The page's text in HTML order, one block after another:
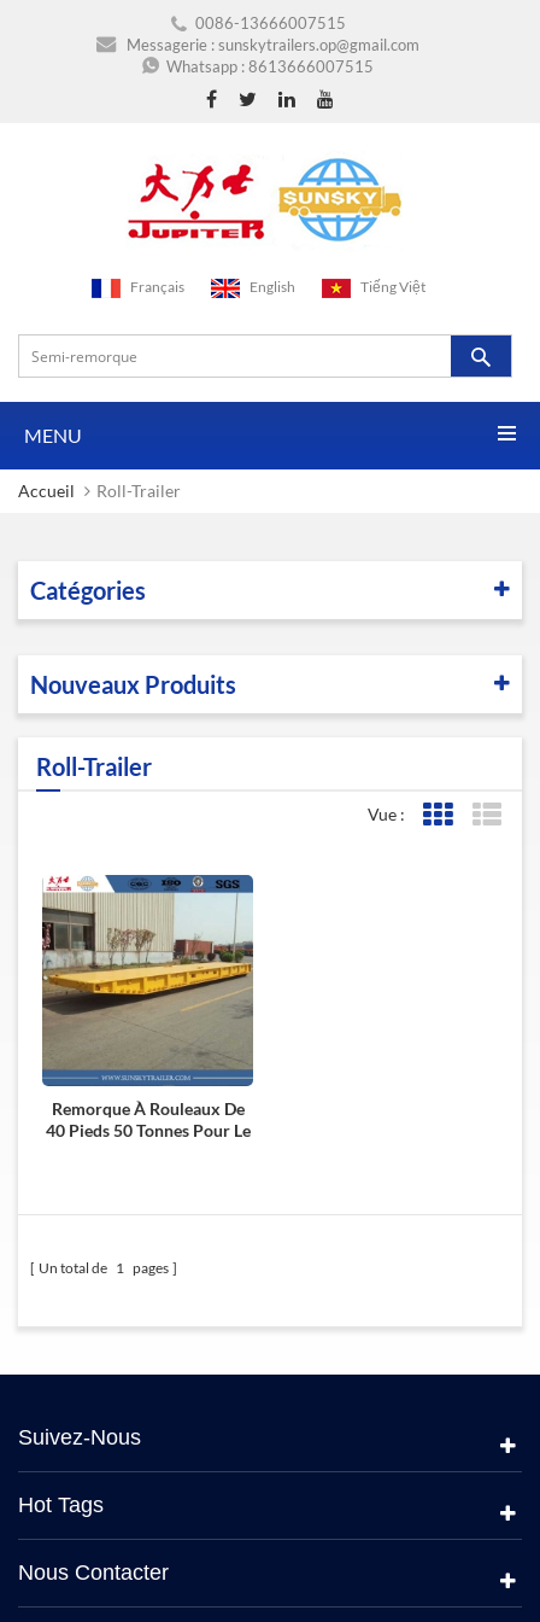
0086-13666007515
Messagerie :sunskytrailers.op@gmail.com
Whatsapp :8613666007515
Français English Tiếng Việt
MENU
Accueil Roll-Trailer
Catégories
Nouveaux Produits
Roll-Trailer
Vue : Affichage
Remorque À Rouleaux De
40 Pieds 50 Tonnes Pour Le
Un total de 1 pages
Suivez-Nous
Hot Tags
Nous Contacter